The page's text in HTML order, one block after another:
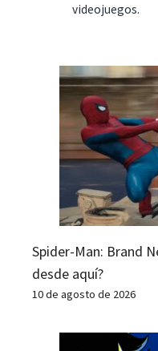
videojuegos.
Spider-Man: Brand
desde aquí?
10 de agosto de 2026